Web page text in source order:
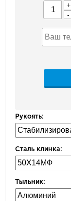
+
-
Рукоять:
Сталь клинка:
Тыльник: